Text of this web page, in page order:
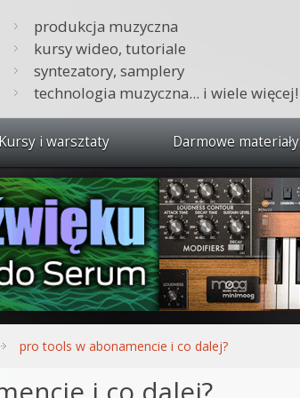
produkcja muzyczna
kursy wideo, tutoriale
syntezatory, samplery
technologia muzyczna... i wiele więcej!
i warsztaty
wszystkie kursy i warsztaty
dźwięku 🔥
muzyczna w praktyce
Studio od podstaw
Darmowe materiały
pro tools w abonamencie i co dalej?